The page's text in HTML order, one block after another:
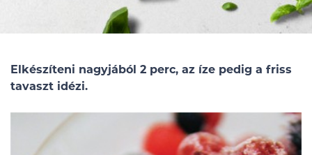
Elkészíteni nagyjából 2 perc, az íze pedig a friss
tavaszt idézi.